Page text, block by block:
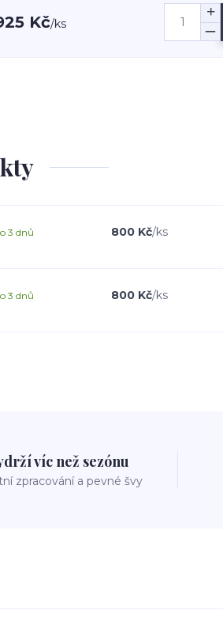
Kč/ks
800 Kč/ks
3 dnů
800 Kč/ks
3 dnů
víc než sezónu
zpracování a pevné švy